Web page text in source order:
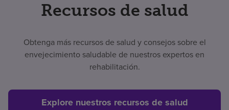
Recursos de salud
Obtenga más recursos de salud y consejos sobre el
envejecimiento saludable de nuestros expertos en
rehabilitación.
Explore nuestros recursos de salud